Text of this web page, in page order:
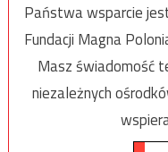
Państwa wsparcie
Fundacji Magna
Masz świadomość
niezależnych